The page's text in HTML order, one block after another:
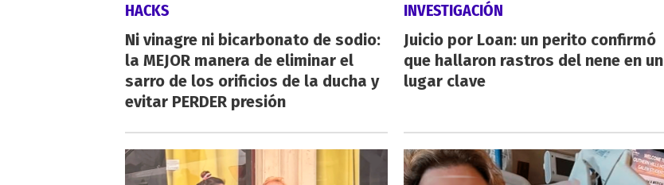
HACKS
Ni vinagre ni bicarbonato de sodio:
la MEJOR manera de eliminar el
sarro de los orificios de la ducha y
evitar PERDER presión
INVESTIGACIÓN
Juicio por Loan: un perito confirmó
que hallaron rastros del nene en un
lugar clave